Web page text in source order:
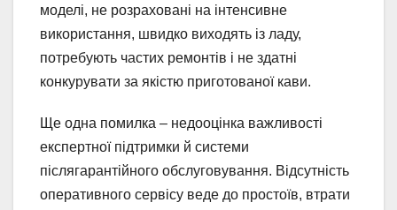
моделі, не розраховані на інтенсивне
використання, швидко виходять із ладу,
потребують частих ремонтів і не здатні
конкурувати за якістю приготованої кави.
Ще одна помилка – недооцінка важливості
експертної підтримки й системи
післягарантійного обслуговування. Відсутність
оперативного сервісу веде до простоїв, втрати